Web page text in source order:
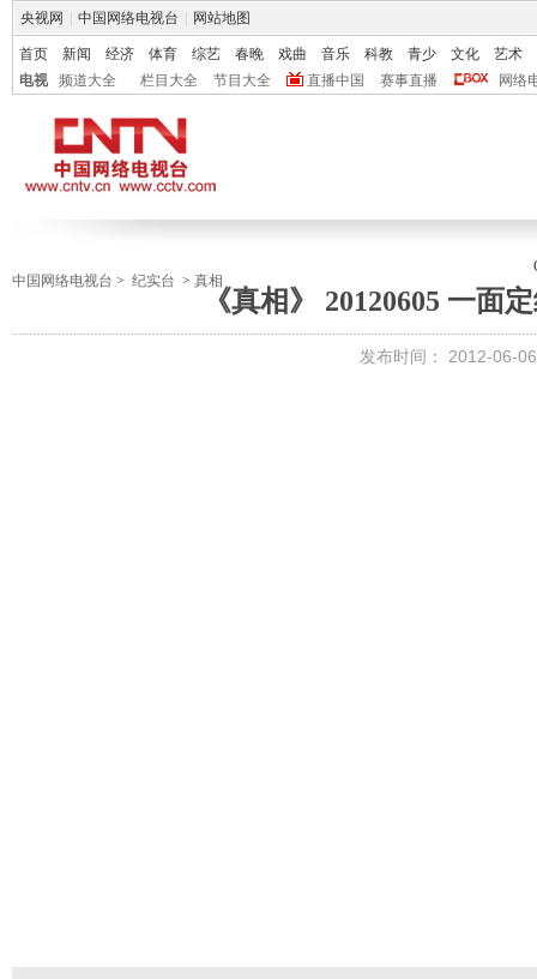
央视网 中国网络电视台 网站地图
首页 新闻 经济 体育 综艺 春晚 戏曲 音乐 科教 青少 文化
艺术
电视
频道大全 栏目大全 节目大全 直播中国 赛事直播 网络
中国网络电视台 > 纪实台 > 真相
《真相》 20120605 一面
发布时间： 2012-06-